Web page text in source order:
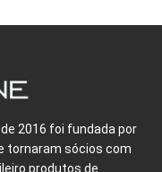
2016 foi fundada por
tornaram sócios com
produtos de